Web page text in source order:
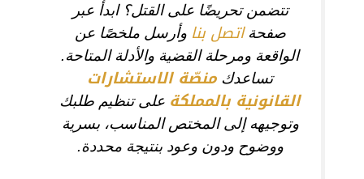
تتضمن تحريضًا على القتل؟ ابدأ عبر
صفحةاتصل بنا وأرسل ملخصًا عن
الواقعة ومرحلة القضية والأدلة المتاحة.
تساعدك منصّة الاستشارات
القانونية بالمملكة على تنظيم طلبك
وتوجيهه إلى المختص المناسب، بسرية
ووضوح ودون وعود بنتيجة محددة.